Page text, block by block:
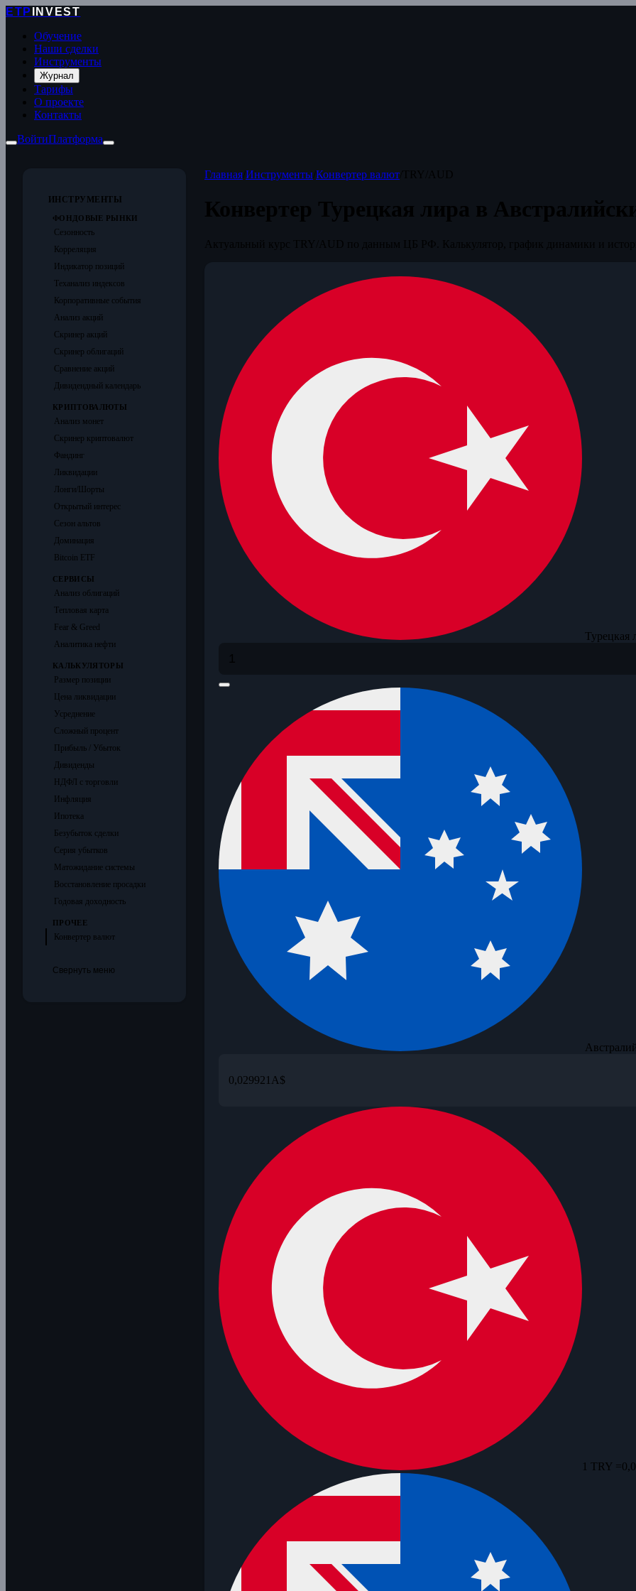
ETP
INVEST
Обучение
Наши сделки
Инструменты
Журнал
Тарифы
О проекте
Контакты
ВойтиПлатформа
ИНСТРУМЕНТЫ
ФОНДОВЫЕ РЫНКИ
Сезонность
Корреляция
Индикатор позиций
Теханализ индексов
Корпоративные события
Анализ акций
Скринер акций
Скринер облигаций
Сравнение акций
Дивидендный календарь
КРИПТОВАЛЮТЫ
Анализ монет
Скринер криптовалют
Фандинг
Ликвидации
Лонги/Шорты
Открытый интерес
Сезон альтов
Доминация
Bitcoin ETF
СЕРВИСЫ
Анализ облигаций
Тепловая карта
Fear & Greed
Аналитика нефти
КАЛЬКУЛЯТОРЫ
Размер позиции
Цена ликвидации
Усреднение
Сложный процент
Прибыль / Убыток
Дивиденды
НДФЛ с торговли
Инфляция
Ипотека
Безубыток сделки
Серия убытков
Матожидание системы
Восстановление просадки
Годовая доходность
ПРОЧЕЕ
Конвертер валют
Свернуть меню
Главная/ Инструменты/ Конвертер валют/
Турецкая
0,029921 A$
1 TRY =